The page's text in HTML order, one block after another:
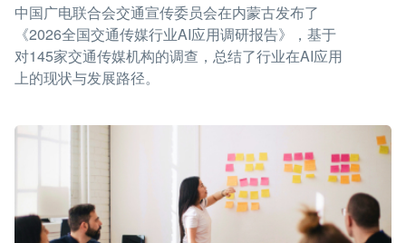
中国广电联合会交通宣传委员会在内蒙古发布了
《2026全国交通传媒行业AI应用调研报告》，基于
对145家交通传媒机构的调查，总结了行业在AI应用
上的现状与发展路径。